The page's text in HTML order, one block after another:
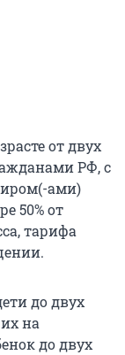
от двух
РФ, с
ами)
50% от
тарифа
до двух
на
до двух